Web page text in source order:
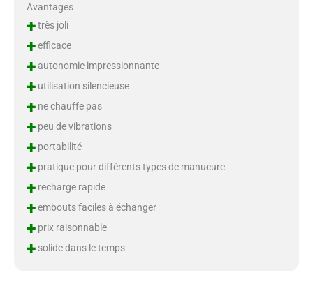
Avantages
+très joli
+efficace
+autonomie impressionnante
+utilisation silencieuse
+ne chauffe pas
+peu de vibrations
+portabilité
+pratique pour différents types de manucure
+recharge rapide
+embouts faciles à échanger
+prix raisonnable
+solide dans le temps